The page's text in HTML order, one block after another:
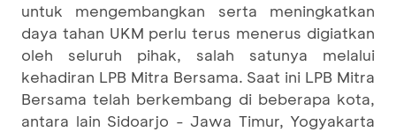
untuk mengembangkan serta meningkatkan
daya tahan UKM perlu terus menerus digiatkan
oleh seluruh pihak, salah satunya melalui
kehadiran LPB Mitra Bersama. Saat ini LPB Mitra
Bersama telah berkembang di beberapa kota,
antara lain Sidoarjo - Jawa Timur, Yogyakarta